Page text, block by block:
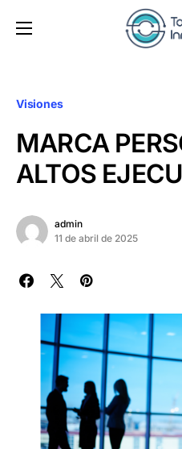
Visiones
MARCA
ALTOS
admin
11 de abril de 2025